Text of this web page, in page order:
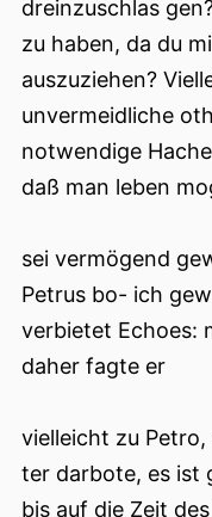
dreinzuschlas
zu haben, da du
auszuziehen?
unvermeidliche
notwendige
daß man leben
sei vermögend
Petrus bo- ich
verbietet Echoes:
daher fagte er
vielleicht zu
ter darbote, es ist
bis auf die Zeit